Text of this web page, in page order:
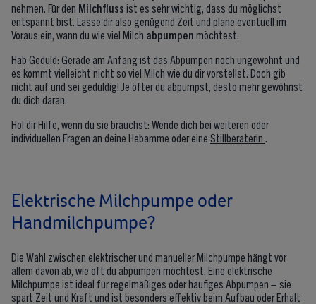
nehmen. Für den Milchfluss ist es sehr wichtig, dass du möglichst
entspannt bist. Lasse dir also genügend Zeit und plane eventuell im
Voraus ein, wann du wie viel Milch abpumpen möchtest.
Hab Geduld: Gerade am Anfang ist das Abpumpen noch ungewohnt und
es kommt vielleicht nicht so viel Milch wie du dir vorstellst. Doch gib
nicht auf und sei geduldig! Je öfter du abpumpst, desto mehr gewöhnst
du dich daran.
Hol dir Hilfe, wenn du sie brauchst: Wende dich bei weiteren oder
individuellen Fragen an deine Hebamme oder eine Stillberaterin
Elektrische Milchpumpe oder
Handmilchpumpe?
Die Wahl zwischen elektrischer und manueller Milchpumpe hängt vor
allem davon ab, wie oft du abpumpen möchtest. Eine elektrische
Milchpumpe ist ideal für regelmäßiges oder häufiges Abpumpen – sie
spart Zeit und Kraft und ist besonders effektiv beim Aufbau oder Erhalt